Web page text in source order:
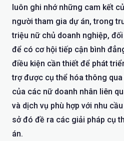
luôn ghi nhớ những cam kết
người tham gia dự án, trong
triệu nữ chủ doanh nghiệp,
để có cơ hội tiếp cận bình
điều kiện cần thiết để phát
trợ được cụ thể hóa thông
của các nữ doanh nhân liên
và dịch vụ phù hợp với nhu
sở đó đề ra các giải pháp cụ
án.